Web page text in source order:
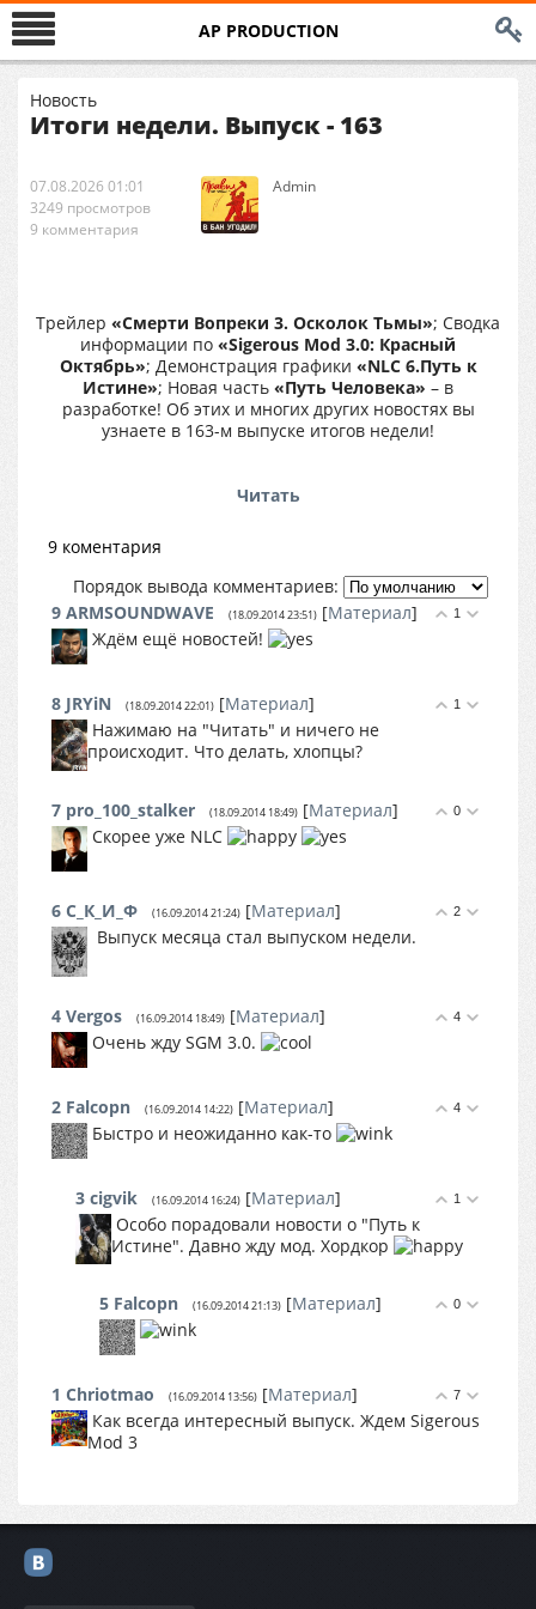
AP PRODUCTION
Новость
Итоги недели. Выпуск - 163
07.08.2026 01:01
3249 просмотров
9 комментария
Аdmin
Трейлер «Смерти Вопреки 3. Осколок Тьмы»; Cводка
информации по «Sigerous Mod 3.0: Красный
Октябрь»; Демонстрация графики «NLC 6.Путь к
Истине»; Новая часть «Путь Человека» – в
разработке! Об этих и многих других новостях вы
узнаете в 163-м выпуске итогов недели!
Читать
9 коментария
Порядок вывода комментариев:
1
9 ARMSOUNDWAVE (18.09.2014 23:51) [Материал]
Ждём ещё новостей!
1
8 JRYiN (18.09.2014 22:01) [Материал]
Нажимаю на "Читать" и ничего не
происходит. Что делать, хлопцы?
0
7 pro_100_stalker (18.09.2014 18:49) [Материал]
Скорее уже NLC
2
6 С_К_И_Ф (16.09.2014 21:24) [Материал]
Выпуск месяца стал выпуском недели.
4
4 Vergos (16.09.2014 18:49) [Материал]
Очень жду SGM 3.0.
4
2 Falcopn (16.09.2014 14:22) [Материал]
Быстро и неожиданно как-то
1
3 cigvik (16.09.2014 16:24) [Материал]
Особо порадовали новости о "Путь к
Истине". Давно жду мод. Хордкор
0
5 Falcopn (16.09.2014 21:13) [Материал]
7
1 Chriotmao (16.09.2014 13:56) [Материал]
Как всегда интересный выпуск. Ждем Sigerous
Mod 3